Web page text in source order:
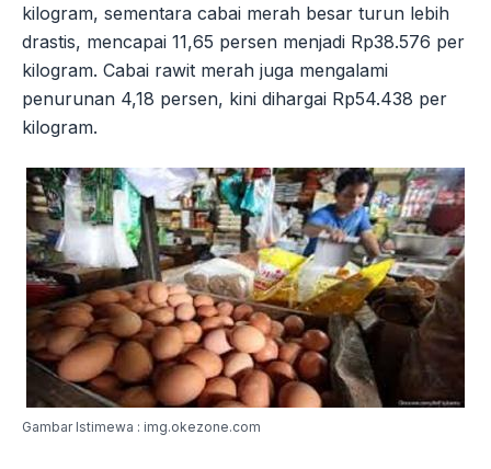
kilogram, sementara cabai merah besar turun lebih
drastis, mencapai 11,65 persen menjadi Rp38.576 per
kilogram. Cabai rawit merah juga mengalami
penurunan 4,18 persen, kini dihargai Rp54.438 per
kilogram.
Gambar Istimewa : img.okezone.com